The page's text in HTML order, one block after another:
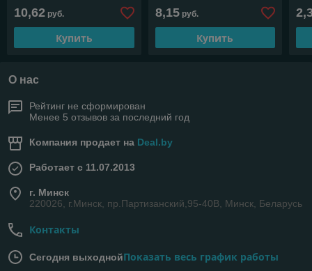
10,62 руб.
Купить
8,15руб.
Купить
О нас
Рейтинг не сформирован
Менее 5 отзывов за последний год
Компания продает на Deal.by
Работает с 11.07.2013
г. Минск
220026, г.Минск, пр.Партизанский,95-40В, Минск, Беларусь
Контакты
Сегодня выходнойПоказать весь график работы